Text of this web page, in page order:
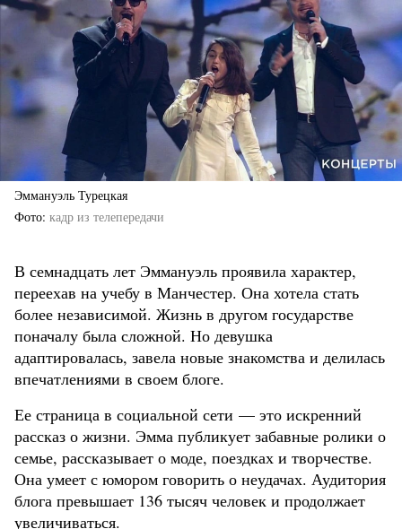
Эммануэль Турецкая
Фото кадр из телепередачи
В семнадцать лет Эммануэль проявила характер,
переехав на учебу в Манчестер. Она хотела стать
более независимой. Жизнь в другом государстве
поначалу была сложной. Но девушка
адаптировалась, завела новые знакомства и делилась
впечатлениями в своем блоге.
Ее страница в социальной сети — это искренний
рассказ о жизни. Эмма публикует забавные ролики о
семье, рассказывает о моде, поездках и творчестве.
Она умеет с юмором говорить о неудачах. Аудитория
блога превышает 136 тысяч человек и продолжает
увеличиваться.